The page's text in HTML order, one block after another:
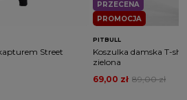
Street
PROMOCJA
PRZECENA
PITBULL
Koszulka damska T-
zielona
89,00 zł
69,00 zł